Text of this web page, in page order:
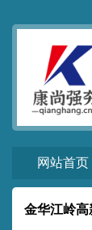
网站首页
金华江岭